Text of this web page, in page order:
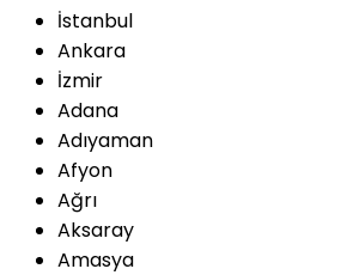
İstanbul
Ankara
İzmir
Adana
Adıyaman
Afyon
Ağrı
Aksaray
Amasya